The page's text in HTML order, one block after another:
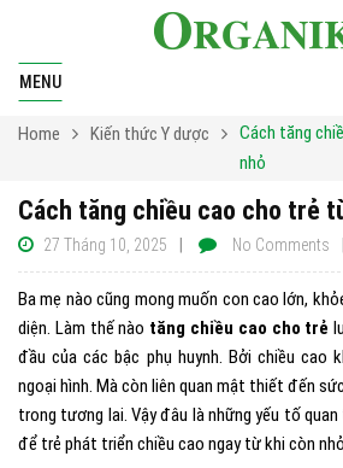
MENU
Home Kiến thức Y dược
Cách tăng
nhỏ
Cách tăng chiều cao cho trẻ
27 Tháng 10, 2025 No Comments
Ba mẹ nào cũng mong muốn con cao lớn,
diện. Làm thế nào tăng chiều cao cho trẻ
đầu của các bậc phụ huynh. Bởi chiều cao
ngoại hình. Mà còn liên quan mật thiết đến
trong tương lai. Vậy đâu là những yếu tố quan
để trẻ phát triển chiều cao ngay từ khi còn